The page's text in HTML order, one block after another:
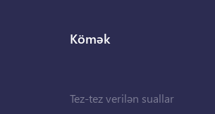
Kömək
Tez-tez verilən suallar